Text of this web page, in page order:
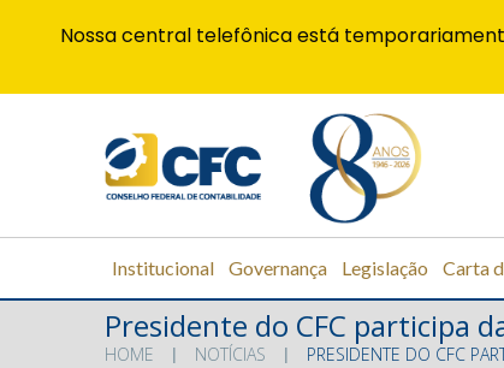
Institucional Governança Legislação Carta
Presidente do CFC participa
HOME NOTÍCIAS PRESIDENTE DO CFC
Nossa central telefônica está